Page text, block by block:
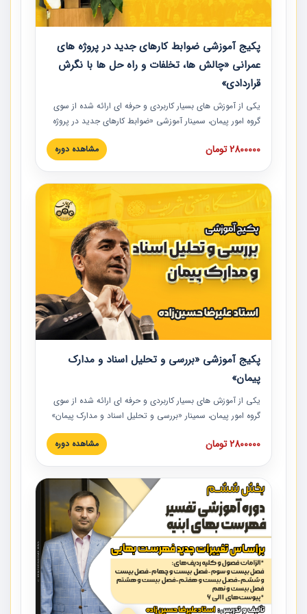
پکیج آموزشی ضوابط کارهای جدید در پروژه های
عمرانی «چالش ها، تخلفات و راه حل ها با نگرش
قراردادی»
یکی از آموزش‏‏‏‏‏‏ های بسیار کاربردی و حرفه‏ ای ارائه شده از سوی
گروه امور پیمان، سمینار آموزشی «ضوابط کارهای جدید در پروژه
های عمرانی» چالش ها، تخلفات و راه حل ها با نگرش قراردادی
است که در محل سندیکای شرکت های ساختمانی کشور ارائه شد.
مدارک پیمان به همراه تجربیات عملی ارائه شده است.
2800000 تومان مشاهده دوره
پکیج آموزشی «بررسی و تحلیل اسناد و مدارک
پیمان»
یکی از آموزش‏‏‏‏‏‏ های بسیار کاربردی و حرفه‏ ای ارائه شده از سوی
گروه امور پیمان، سمینار «بررسی و تحلیل اسناد و مدارک پیمان»
است که در دانشگاه صنعتی شریف ارائه شد. در این آموزش
نکات کلیدی مربوط به اسناد و مدارک پیمان، اولویت بندی اسناد
پیمان به همراه تجربیات عملی در این خصوص ارائه شده است.
2800000 تومان مشاهده دوره